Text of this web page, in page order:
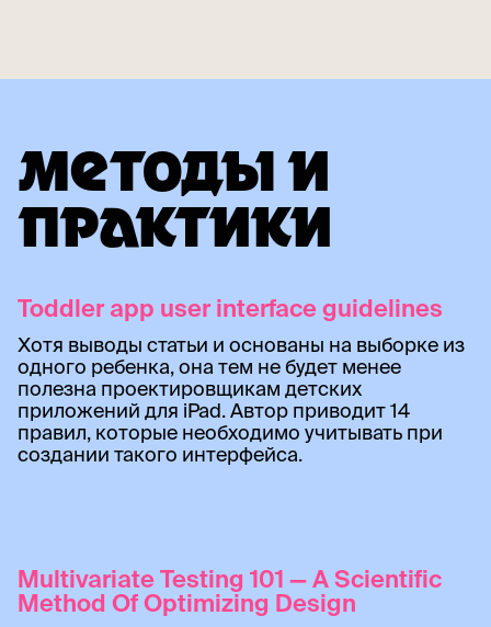
МЕТОДЫ И
ПРАКТИКИ
Toddler app user interface guidelines
Хотя выводы статьи и основаны на выборке из
одного ребенка, она тем не будет менее
полезна проектировщикам детских
приложений для iPad. Автор приводит 14
правил, которые необходимо учитывать при
создании такого интерфейса.
Multivariate Testing 101 — A Scientific
Method Of Optimizing Design